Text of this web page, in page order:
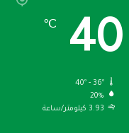
40
℃
40º - 36º
20%
3.93 كيلومتر/ساعة